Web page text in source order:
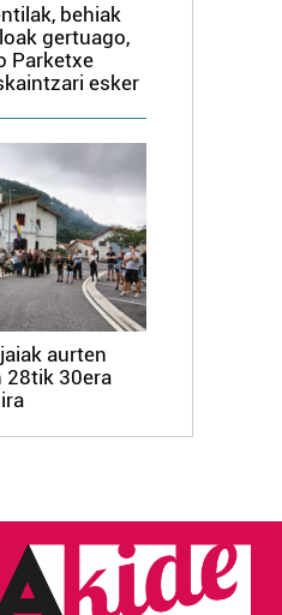
behiak
gertuago,
Parketxe
esker
aurten
28tik 30era